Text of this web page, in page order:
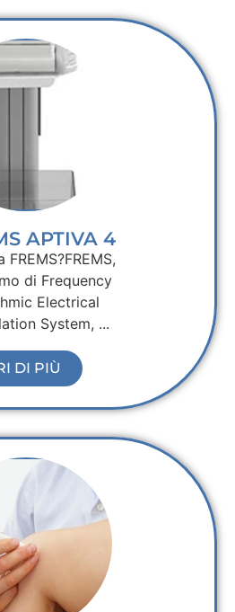
APTIVA 4
FREMS?FREMS,
di Frequency
Electrical
System, ...
DI PIÙ